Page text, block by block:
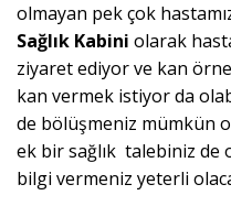
olmayan pek çok
Sağlık Kabini olarak
ziyaret ediyor ve kan
kan vermek istiyor da
de bölüşmeniz mümkün
ek bir sağlık talebiniz de
bilgi vermeniz yeterli